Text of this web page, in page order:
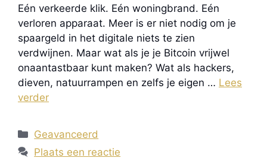
Eén verkeerde klik. Eén woningbrand. Eén
verloren apparaat. Meer is er niet nodig om je
spaargeld in het digitale niets te zien
verdwijnen. Maar wat als je je Bitcoin vrijwel
onaantastbaar kunt maken? Wat als hackers,
dieven, natuurrampen en zelfs je eigen … Lees
verder
Categorieën
Geavanceerd
Plaats een reactie